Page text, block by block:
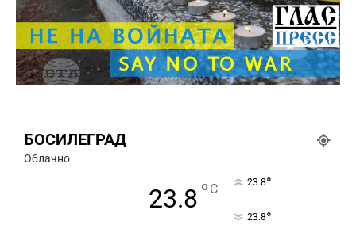
БОСИЛЕГРАД
Облачно
23.8°C 23.8°
23.8°